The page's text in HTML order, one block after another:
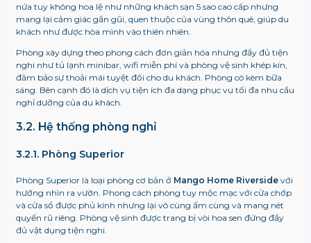
nứa tuy không hoa lệ như những khách sạn 5 sao cao cấp nhưng
mang lại cảm giác gần gũi, quen thuộc của vùng thôn quê, giúp du
khách như được hòa mình vào thiên nhiên.
Phòng xây dựng theo phong cách đơn giản hóa nhưng đầy đủ tiện
nghi như tủ lạnh minibar, wifi miễn phí và phòng vệ sinh khép kín,
đảm bảo sự thoải mái tuyệt đối cho du khách. Phòng có kèm bữa
sáng. Bên cạnh đó là dịch vụ tiện ích đa dạng phục vụ tối đa nhu cầu
nghỉ dưỡng của du khách.
3.2. Hệ thống phòng nghỉ
3.2.1. Phòng Superior
Phòng Superior là loại phòng cơ bản ở Mango Home Riversidevới
hướng nhìn ra vườn. Phong cách phòng tuy mộc mạc với cửa chớp
và cửa sổ được phủ kính nhưng lại vô cùng ấm cùng và mang nét
quyến rũ riêng. Phòng vệ sinh được trang bị vòi hoa sen đứng đầy
đủ vật dụng tiện nghi.